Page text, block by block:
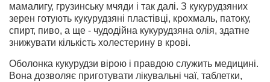
мамалигу, грузинську мчяди і так далі. З кукурудзяних
зерен готують кукурудзяні пластівці, крохмаль, патоку,
спирт, пиво, а ще - чудодійна кукурудзяна олія, здатне
знижувати кількість холестерину в крові.
Оболонка кукурудзи вірою і правдою служить медицині.
Вона дозволяє приготувати лікувальні чаї, таблетки,